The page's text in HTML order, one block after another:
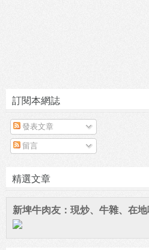
訂閱本網誌
發表文章
留言
精選文章
新埤牛肉友：現炒、牛雜、在